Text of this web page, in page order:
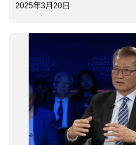
2025年3月20日